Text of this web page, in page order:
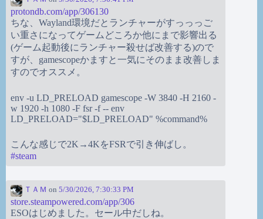
protondb.com/app/306130
ちな、Wayland環境だとランチャーがすっっっご
い重さになってゲームどころか他にまで影響出る
(ゲーム起動後にランチャー殺せば改善する)ので
すが、gamescopeかますと一気にそのまま改善しま
すのでオススメ。
env -u LD_PRELOAD gamescope -W 3840 -H 2160 -
w 1920 -h 1080 -F fsr -f -- env
LD_PRELOAD="$LD_PRELOAD" %command%
こんな感じで2K→4KをFSRで引き伸ばし。
#steam
ＴＡＭ on 5/30/2026, 7:30:33 PM
store.steampowered.com/app/306
ESOはじめました。セール中だしね。